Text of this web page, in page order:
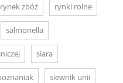
rynek zbóż rynki rolne
salmonella
siara
siewnik unii